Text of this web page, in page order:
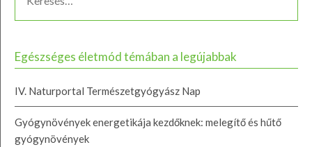
Egészséges életmód témában a legújabbak
IV. Naturportal Természetgyógyász Nap
Gyógynövények energetikája kezdőknek: melegítő és hűtő
gyógynövények